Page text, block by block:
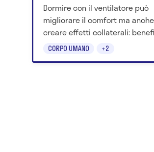
CORPO UMANO +2
Dormire con il ventilatore può
migliorare il comfort ma anche
creare effetti collaterali:
rischi e consigli per usarlo